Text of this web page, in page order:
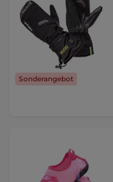
Sonderangebot